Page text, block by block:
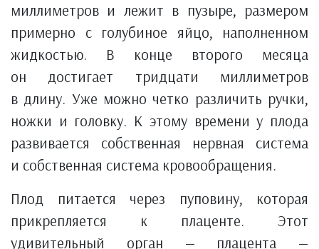
миллиметров и лежит в пузыре, размером
примерно с голубиное яйцо, наполненном
жидкостью. В конце второго месяца
он достигает тридцати миллиметров
в длину. Уже можно четко различить ручки,
ножки и головку. К этому времени у плода
развивается собственная нервная система
и собственная система кровообращения.
Плод питается через пуповину, которая
прикрепляется к плаценте. Этот
удивительный орган — плацента —